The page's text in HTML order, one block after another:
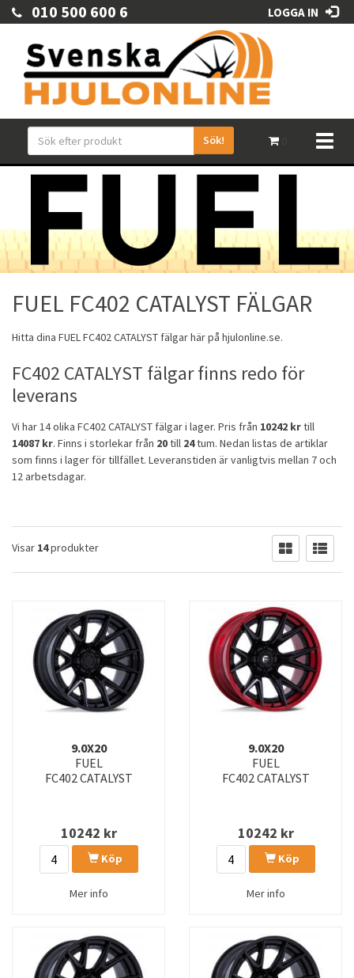
010 500 600 6 LOGGA IN
Sök!
FUEL FC402 CATALYST FÄLGAR
Hitta dina FUELFC402 CATALYST fälgarhär på hjulonline.se.
FC402 CATALYST fälgar finns redo för
leverans
Vi har 14 olika FC402 CATALYST fälgar i lager. Pris från 10242 krtill
14087 kr. Finns i storlekar från 20till 24tum. Nedan listas de artiklar
som finns i lager för tillfället. Leveranstiden är vanligtvis mellan 7 och
12 arbetsdagar.
Visar 14produkter
9.0X20
FUEL
FC402 CATALYST
10242 kr
Köp
Mer info
9.0X20
FUEL
FC402 CATALYST
10242 kr
Köp
Mer info